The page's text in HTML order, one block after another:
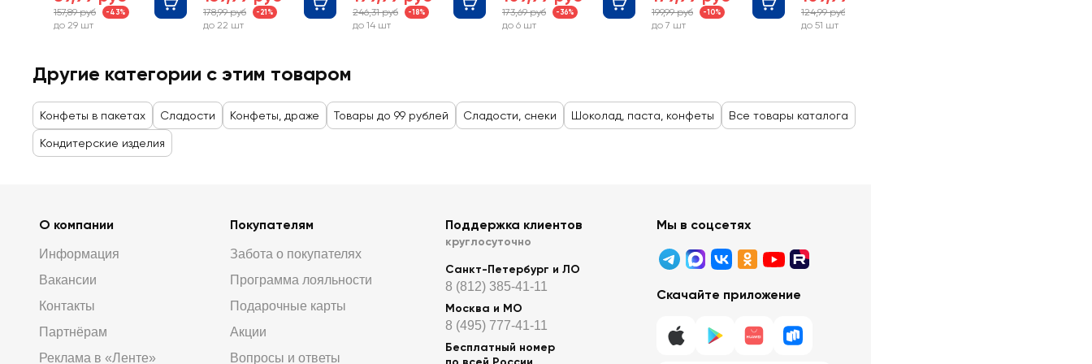
157,89 руб -43%
до 29 шт
178,99 руб -21%
до 22 шт
246,31 руб -18%
до 14 шт
173,69 руб -36%
до 6 шт
199,99 руб -10%
до 7 шт
124,99 руб
до 51 шт
Другие категории с этим товаром
Конфеты в пакетах Сладости Конфеты, драже Товары до 99 рублей Сладости, снеки Шоколад, паста, конфеты Все товары каталога
Кондитерские изделия
О компании
Информация
Вакансии
Контакты
Партнёрам
Реклама в «Ленте»
Покупателям
Забота о покупателях
Программа лояльности
Подарочные карты
Акции
Вопросы и ответы
Поддержка клиентов
круглосуточно
Санкт-Петербург и ЛО
8 (812) 385-41-11
Москва и МО
8 (495) 777-41-11
Бесплатный номер
Мы в соцсетях
Скачайте приложение